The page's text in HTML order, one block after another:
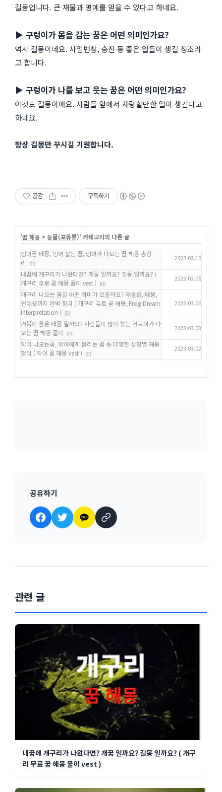
길몽입니다. 큰 재물과 명예를 얻을 수 있다고 하네요.
▶ 구렁이가 몸을 감는 꿈은 어떤 의미인가요?
역시 길몽이네요. 사업번창, 승진 등 좋은 일들이 생길 징조라
고 합니다.
▶ 구렁이가 나를 보고 웃는 꿈은 어떤 의미인가요?
이것도 길몽이에요. 사람들 앞에서 자랑할만한 일이 생긴다고
하네요.
항상 길몽만 꾸시길 기원합니다.
공감 구독하기
'꿈 해몽 > 동물(포유류)' 카테고리의 다른 글
잉어꿈 태몽, 잉어 잡는 꿈, 잉어가 나오는 꿈 해몽 총정
리
(0)
2023.03.10
내꿈에 개구리가 나왔다면? 개꿈 일까요? 길몽 일까요? (
개구리 무료 꿈 해몽 풀이 vest )
(0)
2023.03.06
개구리 나오는 꿈은 어떤 의미가 있을까요? 재물운, 태몽,
연애운까지 완벽 정리 ( 개구리 무료 꿈 해몽, Frog Dream
Interpretation )
(0)
2023.03.06
거북이 꿈은 태몽 일까요? 사람들이 많이 찾는 거북이가 나
오는 꿈 해몽 풀이
(0)
2023.03.03
악어 나오는꿈, 악어에게 물리는 꿈 등 다양한 상황별 해몽
정리 ( 악어 꿈 해몽 vest )
(0)
2023.03.02
공유하기
관련 글
내꿈에 개구리가 나왔다면? 개꿈 일까요? 길몽 일까요? ( 개구
리 무료 꿈 해몽 풀이 vest )